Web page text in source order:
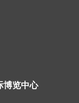
博览中心